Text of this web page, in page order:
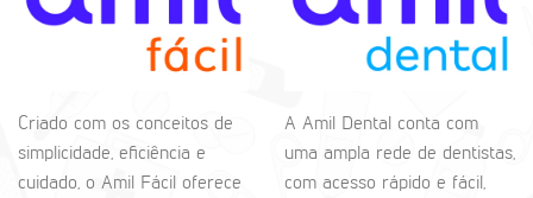
Criado com os conceitos de
simplicidade, eficiência e
cuidado, o Amil Fácil oferece
A Amil Dental conta com
uma ampla rede de dentistas,
com acesso rápido e fácil,